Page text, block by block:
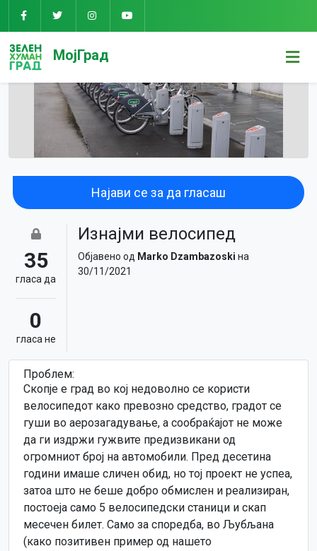
МојГрад
Најави се за да гласаш
35
гласa да
0
гласa не
Изнајми велосипед
Објавено од Marko Dzambazoski на
30/11/2021
Проблем:
Скопје е град во кој недоволно се користи
велосипедот како превозно средство, градот се
гуши во аерозагадување, a сообраќајот не може
да ги издржи гужвите предизвикани од
огромниот број на автомобили. Пред десетина
години имаше сличен обид, но тој проект не успеа,
затоа што не беше добро обмислен и реализиран,
постоеја само 5 велосипедски станици и скап
месечен билет. Само за споредба, во Љубљана
(како позитивен пример од нашето